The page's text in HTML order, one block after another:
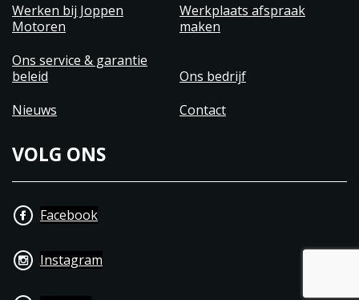
Werken bij Joppen
Motoren
Werkplaats afspraak
maken
Ons service & garantie
beleid
Ons bedrijf
Nieuws
Contact
VOLG ONS
Facebook
Instagram